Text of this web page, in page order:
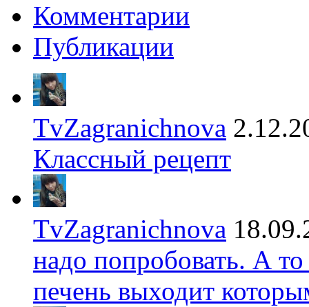
Комментарии
Публикации
TvZagranichnova
Классный рецепт
TvZagranichnova
надо попробовать. А
печень выходит